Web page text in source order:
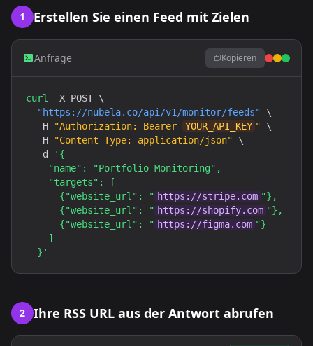
1 Erstellen Sie einen Feed mit Zielen
Anfrage Kopieren
curl
-X POST \
"https://nubela.co/api/v1/monitor/feeds" \
  -H
"Authorization: Bearer YOUR_API_KEY " \
  -H
"Content-Type: application/json" \
  -d
'{
    "name": "Portfolio Monitoring",
    "targets": [
      {"website_url": "
https://stripe.com "},
      {"website_url": "
https://shopify.com "},
      {"website_url": "
https://figma.com "}
    ]
  }'
2 Ihre RSS URL aus der Antwort abrufen